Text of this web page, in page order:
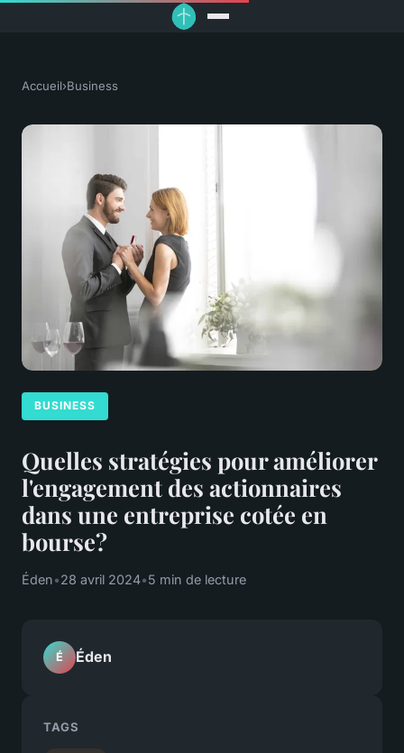
Accueil›Business
BUSINESS
Quelles stratégies pour améliorer
l'engagement des actionnaires
dans une entreprise cotée en
bourse?
Éden•28 avril 2024•5 min de lecture
É Éden
TAGS